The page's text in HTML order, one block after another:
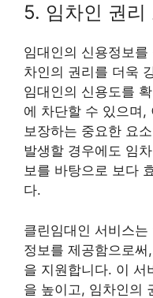
5. 임차인 권리
임대인의 신용정보
차인의 권리를 더욱
임대인의 신용도를
에 차단할 수 있으며,
보장하는 중요한 요
발생할 경우에도 임
보를 바탕으로 보다
다.
클린임대인 서비스
정보를 제공함으로
을 지원합니다. 이 서
을 높이고, 임차인의